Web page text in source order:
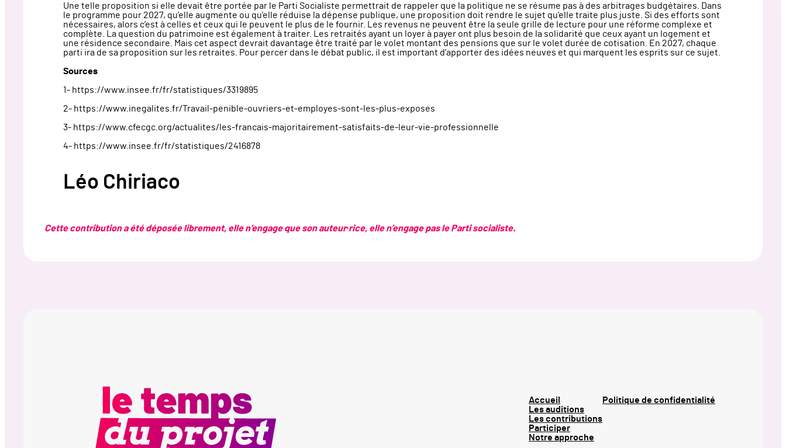
Une telle proposition si elle devait être portée par le Parti Socialiste permettrait de rappeler que la politique ne se résume pas à des arbitrages budgétaires. Dans
le programme pour 2027, qu’elle augmente ou qu’elle réduise la dépense publique, une proposition doit rendre le sujet qu’elle traite plus juste. Si des efforts sont
nécessaires, alors c’est à celles et ceux qui le peuvent le plus de le fournir. Les revenus ne peuvent être la seule grille de lecture pour une réforme complexe et
complète. La question du patrimoine est également à traiter. Les retraités ayant un loyer à payer ont plus besoin de la solidarité que ceux ayant un logement et
une résidence secondaire. Mais cet aspect devrait davantage être traité par le volet montant des pensions que sur le volet durée de cotisation. En 2027, chaque
parti ira de sa proposition sur les retraites. Pour percer dans le débat public, il est important d’apporter des idées neuves et qui marquent les esprits sur ce sujet.
Sources
1- https://www.insee.fr/fr/statistiques/3319895
2- https://www.inegalites.fr/Travail-penible-ouvriers-et-employes-sont-les-plus-exposes
3- https://www.cfecgc.org/actualites/les-francais-majoritairement-satisfaits-de-leur-vie-professionnelle
4- https://www.insee.fr/fr/statistiques/2416878
Léo Chiriaco
Cette contribution a été déposée librement, elle n’engage que son auteur·rice, elle n’engage pas le Parti socialiste.
Accueil
Les auditions
Les contributions
Participer
Notre approche
Politique de confidentialité